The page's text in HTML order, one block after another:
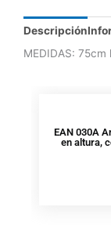
Descripción
MEDIDAS: 75cm
EAN 030A
en altura,